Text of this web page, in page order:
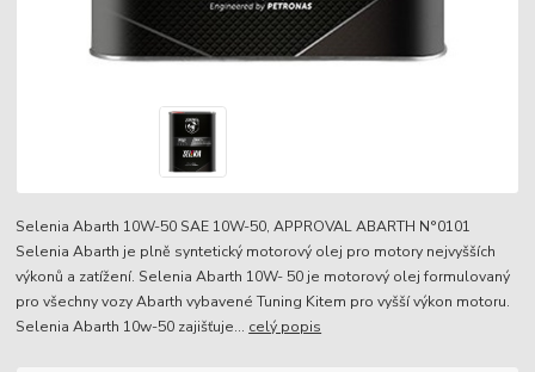
Selenia Abarth 10W-50 SAE 10W-50, APPROVAL ABARTH N°0101
Selenia Abarth je plně syntetický motorový olej pro motory nejvyšších
výkonů a zatížení. Selenia Abarth 10W- 50 je motorový olej formulovaný
pro všechny vozy Abarth vybavené Tuning Kitem pro vyšší výkon motoru.
Selenia Abarth 10w-50 zajišťuje... celý popis